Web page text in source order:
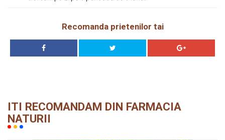
Recomanda prietenilor tai
ITI RECOMANDAM DIN FARMACIA
NATURII